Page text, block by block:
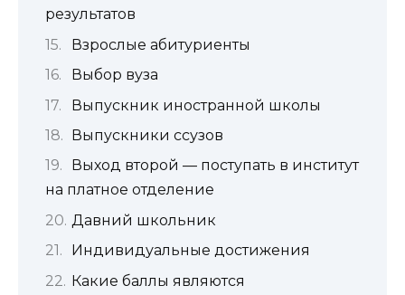
результатов
Взрослые абитуриенты
Выбор вуза
Выпускник иностранной школы
Выпускники ссузов
Выход второй — поступать в институт
на платное отделение
Давний школьник
Индивидуальные достижения
Какие баллы являются